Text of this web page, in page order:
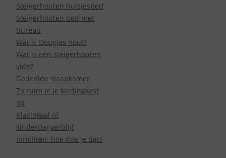
Steigerhouten huisjesbed
Steigerhouten bed met
bureau
Wat is Douglas hout?
Wat is een steigerhouten
vide?
Gedeelde slaapkamer
Zo ruim je je kledingkast
op
Klaslokaal of
kinderdagverblijf
inrichten: hoe doe je dat?